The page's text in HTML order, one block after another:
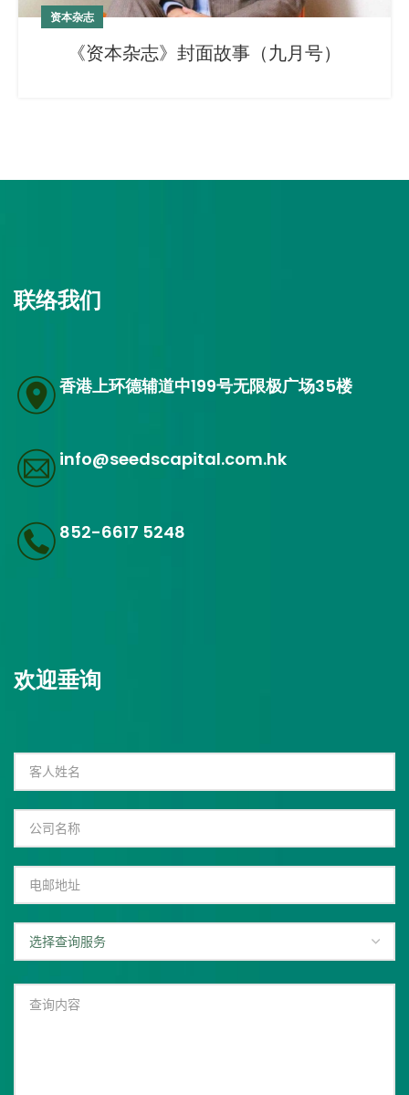
资本杂志
《资本杂志》封面故事（九月号）
联络我们
香港上环德辅道中199号无限极广场35楼
info@seedscapital.com.hk
852-6617 5248
欢迎垂询